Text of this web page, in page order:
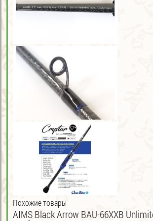
Похожие товары
AIMS Black Arrow BAU-66XXB